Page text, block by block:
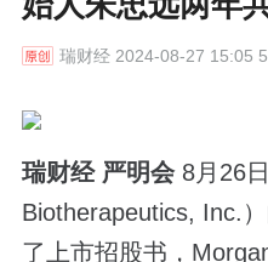
瑞财经2024-08-27 15:05
瑞财经 严明会8月26
Biotherapeutics, Inc.
了上市招股书，